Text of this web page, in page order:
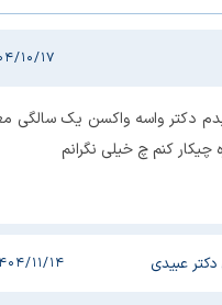
10/17
دکتر واسه واکسن یک سالگی
کنم چ خیلی نگرانم
دکتر عبیدی 11/14